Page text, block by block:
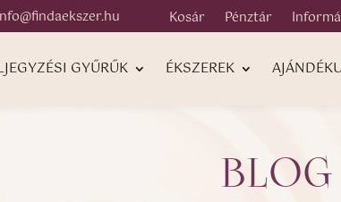
Kosár Pénztár
GYŰRŰK ÉKSZEREK
BLOG